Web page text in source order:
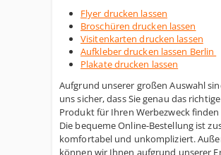
Flyer drucken lassen
Broschüren drucken lassen
Visitenkarten drucken lassen
Aufkleber drucken lassen Berlin
Plakate drucken lassen
Aufgrund unserer großen Auswahl
uns sicher, dass Sie genau das richtige
Produkt für Ihren Werbezweck
Die bequeme Online-Bestellung ist
komfortabel und unkompliziert.
können wir Ihnen aufgrund unserer